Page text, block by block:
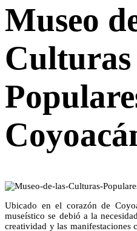
Museo
Culturas
Ubicado en el corazón de
museístico se debió a la
creatividad y las manifestaciones